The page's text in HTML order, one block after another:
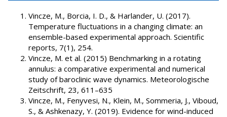
Vincze, M., Borcia, I. D., & Harlander, U. (2017).
Temperature fluctuations in a changing climate: an
ensemble-based experimental approach. Scientific
reports, 7(1), 254.
Vincze, M. et al. (2015) Benchmarking in a rotating
annulus: a comparative experimental and numerical
study of baroclinic wave dynamics. Meteorologische
Zeitschrift, 23, 611–635
Vincze, M., Fenyvesi, N., Klein, M., Sommeria, J., Viboud,
S., & Ashkenazy, Y. (2019). Evidence for wind-induced